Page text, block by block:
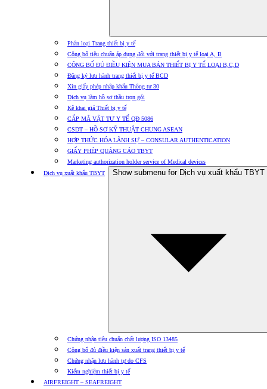
Phân loại Trang thiết bị y tế
Công bố tiêu chuẩn áp dụng đối với trang thiết bị y tế loại A, B
CÔNG BỐ ĐỦ ĐIỀU KIỆN MUA BÁN THIẾT BỊ Y TẾ LOẠI B,C,D
Đăng ký lưu hành trang thiết bị y tế BCD
Xin giấy phép nhập khẩu Thông tư 30
Dịch vụ làm hồ sơ thầu trọn gói
Kê khai giá Thiết bị y tế
CẤP MÃ VẬT TƯ Y TẾ QĐ 5086
CSDT – HỒ SƠ KỸ THUẬT CHUNG ASEAN
HỢP THỨC HÓA LÃNH SỰ – CONSULAR AUTHENTICATION
GIẤY PHÉP QUẢNG CÁO TBYT
Marketing authorization holder service of Medical devices
Dịch vụ xuất khẩu TBYT
Show submenu for Dịch vụ xuất khẩu TBYT
Chứng nhận tiêu chuẩn chất lượng ISO 13485
Công bố đủ điều kiện sản xuất trang thiết bị y tế
Chứng nhận lưu hành tự do CFS
Kiểm nghiệm thiết bị y tế
AIRFREIGHT – SEAFREIGHT